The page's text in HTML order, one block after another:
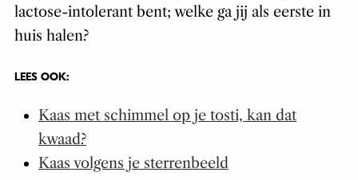
lactose-intolerant bent; welke ga jij als eerste in
huis halen?
LEES OOK:
Kaas met schimmel op je tosti, kan dat
kwaad?
Kaas volgens je sterrenbeeld